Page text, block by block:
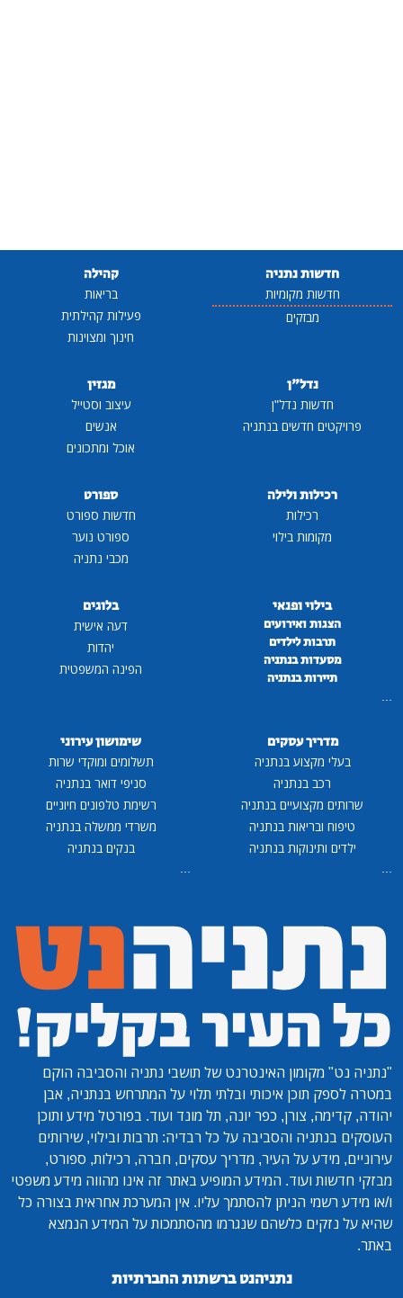
חדשות נתניה
חדשות מקומיות
מבזקים
קהילה
בריאות
פעילות קהילתית
חינוך ומצוינות
נדל"ן
חדשות נדל"ן
פרויקטים חדשים בנתניה
מגזין
עיצוב וסטייל
אנשים
אוכל ומתכונים
רכילות ולילה
רכילות
מקומות בילוי
ספורט
חדשות ספורט
ספורט נוער
מכבי נתניה
בילוי ופנאי
הצגות ואירועים
תרבות לילדים
מסעדות בנתניה
תיירות בנתניה
...
בלוגים
דעה אישית
יהדות
הפינה המשפטית
מדריך עסקים
בעלי מקצוע בנתניה
רכב בנתניה
שרותים מקצועיים בנתניה
טיפוח ובריאות בנתניה
ילדים ותינוקות בנתניה
...
שימושון עירוני
תשלומים ומוקדי שרות
סניפי דואר בנתניה
רשימת טלפונים חיוניים
משרדי ממשלה בנתניה
בנקים בנתניה
...
"נתניה נט" מקומון האינטרנט של תושבי נתניה והסביבה הוקם
במטרה לספק תוכן איכותי ובלתי תלוי על המתרחש בנתניה, אבן
יהודה, קדימה, צורן, כפר יונה, תל מונד ועוד. בפורטל מידע ותוכן
העוסקים בנתניה והסביבה על כל רבדיה: תרבות ובילוי, שירותים
עירוניים, מידע על העיר, מדריך עסקים, חברה, רכילות, ספורט,
מבזקי חדשות ועוד. המידע המופיע באתר זה אינו מהווה מידע משפטי
ו/או מידע רשמי הניתן להסתמך עליו. אין המערכת אחראית בצורה כל
שהיא על נזקים כלשהם שנגרמו מהסתמכות על המידע הנמצא
באתר.
נתניהנט ברשתות החברתיות